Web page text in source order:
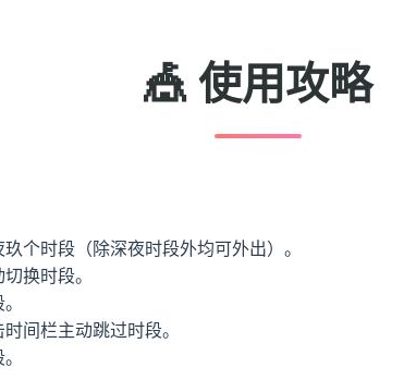
🎪 使用攻略
个时段（除深夜时段外均可外出）。
换时段。
间栏主动跳过时段。